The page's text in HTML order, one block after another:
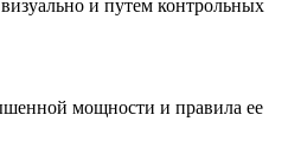
и путем контрольных
мощности и правила ее